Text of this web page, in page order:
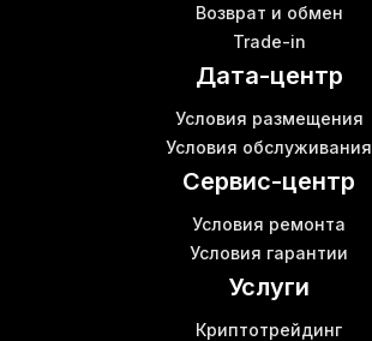
Купить криптоферму
Bitmain antminer s15 купить
Возврат и обмен
Trade-in
Дата-центр
Условия размещения
Условия обслуживания
Сервис-центр
Условия ремонта
Условия гарантии
Услуги
Криптотрейдинг